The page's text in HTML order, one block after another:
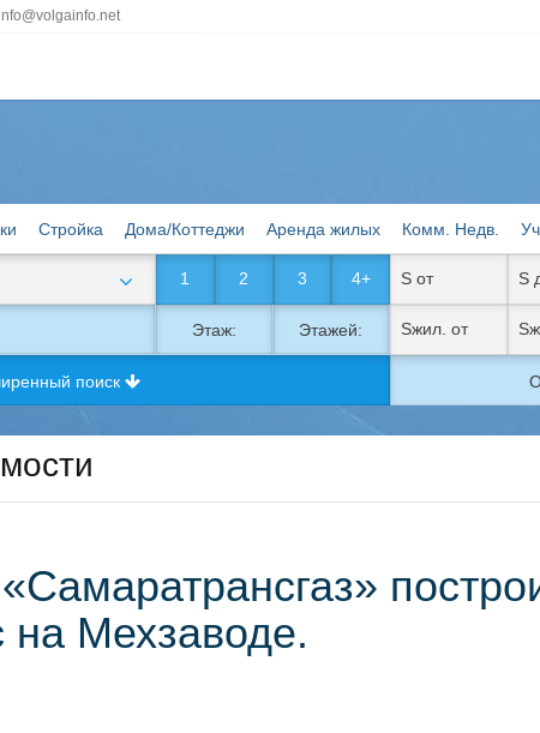
Стройка Дома/Коттеджи Аренда жилых Комм. Недв.
1 2 3 4+
Этаж: Этажей:
поиск
на Мехзаводе.